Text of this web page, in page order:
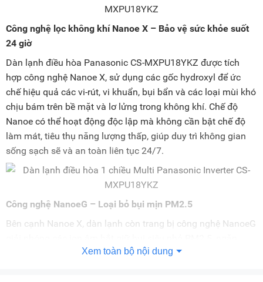
Công nghệ lọc không khí Nanoe X – Bảo vệ sức khỏe suốt
24 giờ
Dàn lạnh điều hòa Panasonic CS-MXPU18YKZ được tích
hợp công nghệ Nanoe X, sử dụng các gốc hydroxyl để ức
chế hiệu quả các vi-rút, vi khuẩn, bụi bẩn và các loại mùi khó
chịu bám trên bề mặt và lơ lửng trong không khí. Chế độ
Nanoe có thể hoạt động độc lập mà không cần bật chế độ
làm mát, tiêu thụ năng lượng thấp, giúp duy trì không gian
sống sạch sẽ và an toàn liên tục 24/7.
Công nghệ NanoeG – Loại bỏ bụi mịn PM2.5
Bên cạnh Nanoe X, dàn lạnh còn trang bị công nghệ NanoeG
không cho bụi bẩn tích tụ trong phòng, giúp không gian
Xem toàn bộ nội dung